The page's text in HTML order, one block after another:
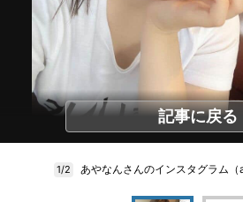
記事に戻る
1/2 あやなんさんのインスタグラム